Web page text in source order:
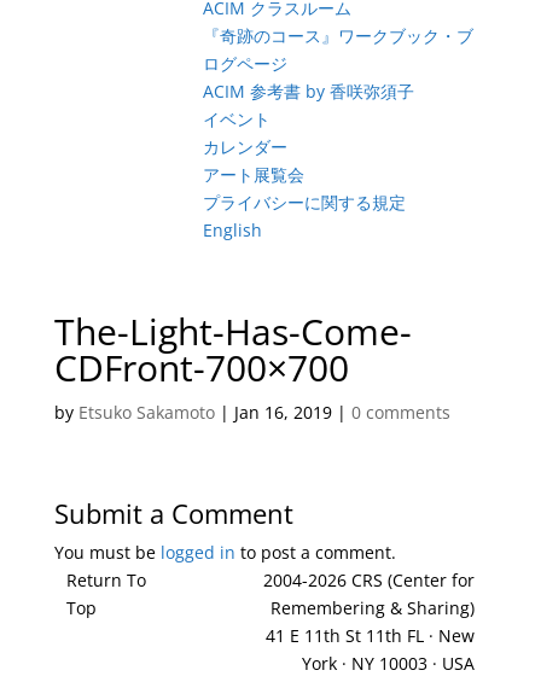
ACIM クラスルーム
『奇跡のコース』ワークブック・ブ
ログページ
ACIM 参考書 by 香咲弥須子
イベント
カレンダー
アート展覧会
プライバシーに関する規定
English
The-Light-Has-Come-
CDFront-700×700
by Etsuko Sakamoto| Jan 16, 2019| 0 comments
Submit a Comment
You must be logged in to post a comment.
Return To
Top
2004-2026 CRS (Center for
Remembering & Sharing)
41 E 11th St 11th FL · New
York · NY 10003 · USA